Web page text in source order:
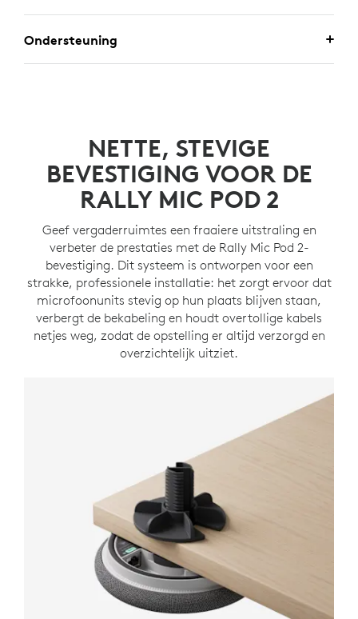
Ondersteuning
NETTE, STEVIGE
BEVESTIGING VOOR DE
RALLY MIC POD 2
Geef vergaderruimtes een fraaiere uitstraling en
verbeter de prestaties met de Rally Mic Pod 2-
bevestiging. Dit systeem is ontworpen voor een
strakke, professionele installatie: het zorgt ervoor dat
microfoonunits stevig op hun plaats blijven staan,
verbergt de bekabeling en houdt overtollige kabels
netjes weg, zodat de opstelling er altijd verzorgd en
overzichtelijk uitziet.